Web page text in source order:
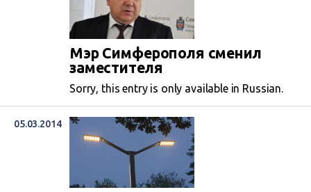
Мэр Симферополя сменил
заместителя
Sorry, this entry is only available in Russian.
05.03.2014